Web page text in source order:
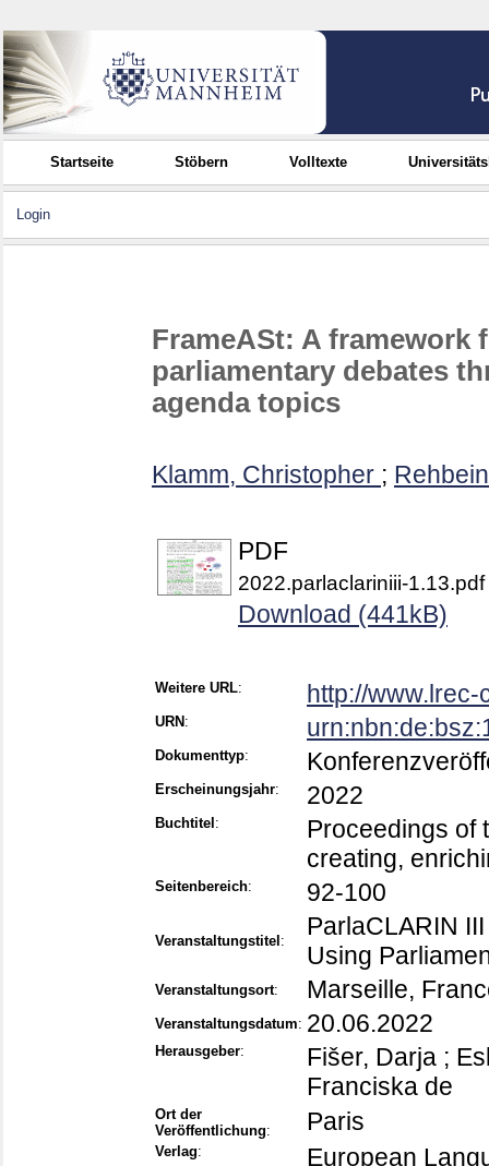
Startseite Stöbern Volltexte
Login
FrameASt: A framework
parliamentary debates
agenda topics
Klamm, Christopher ;
PDF
2022.parlaclariniii-1.13.pdf
Download (441kB)
Weitere URL: http://
URN :
Dokumenttyp:
Erscheinungsjahr: 2022
Buchtitel :
Proceedings of
creating,
Seitenbereich: 92-100
Veranstaltungstitel :
ParlaCLARIN
Using
Veranstaltungsort: Marseille,
Veranstaltungsdatum: 20.06.2022
Herausgeber: Fišer, Darja ;
Franciska de
Ort der
Veröffentlichung: Paris
Verlag: European